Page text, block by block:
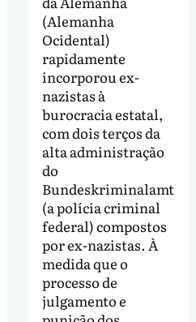
(Alemanha
Ocidental)
rapidamente
incorporou ex-
nazistas à
burocracia estatal,
com dois terços da
alta administração
do
Bundeskriminalamt
(a polícia criminal
federal) compostos
por ex-nazistas. À
medida que o
processo de
julgamento e